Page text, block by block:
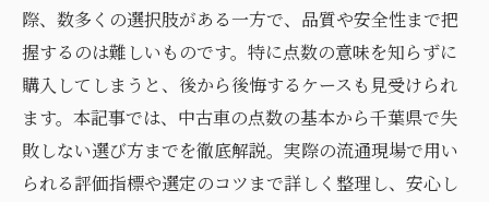
際、数多くの選択肢がある一方で、品質や安全性まで把
握するのは難しいものです。特に点数の意味を知らずに
購入してしまうと、後から後悔するケースも見受けられ
ます。本記事では、中古車の点数の基本から千葉県で失
敗しない選び方までを徹底解説。実際の流通現場で用い
られる評価指標や選定のコツまで詳しく整理し、安心し